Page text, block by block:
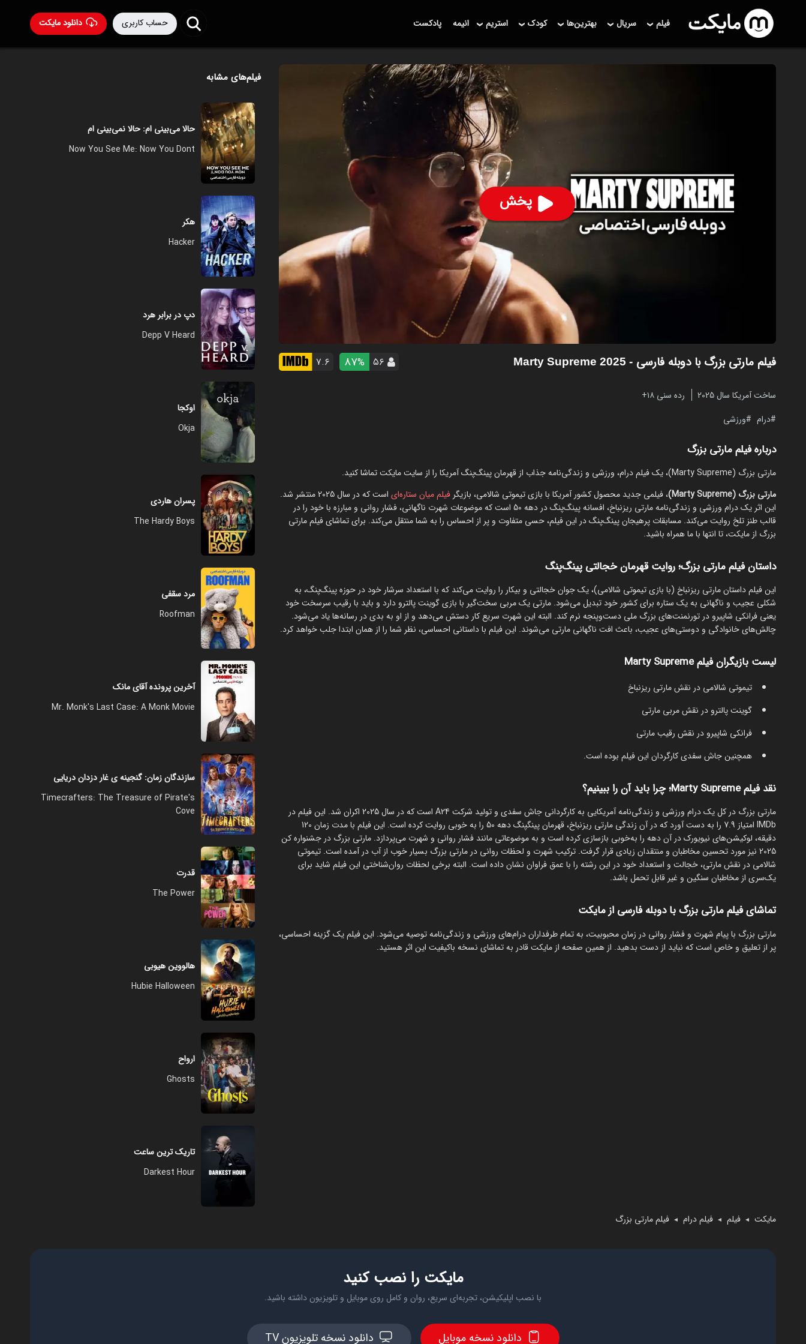
دانلود مایکت حساب کاربری فیلم سریال بهترین‌ها کودک استریم انیمه پادکست
پخش
فیلم مارتی بزرگ با دوبله فارسی - Marty Supreme 2025 ۵۶ 87% ۷.۶
ساخت آمریکا سال 2025
رده سنی ۱۸+
درام
ورزشی
درباره فیلم مارتی بزرگ
مارتی بزرگ (Marty Supreme)، یک فیلم درام، ورزشی و زندگی‌نامه جذاب از قهرمان پینگ‌پنگ آمریکا را از سایت مایکت تماشا کنید.
مارتی بزرگ (Marty Supreme)
، فیلمی جدید محصول کشور آمریکا با بازی تیموتی شالامی، بازیگر فیلم میان ستاره‌ای
است که در سال 2025 منتشر شد.
این اثر یک درام ورزشی و زندگی‌نامه مارتی ریزنباخ، افسانه پینگ‌پنگ در دهه 50 است که موضوعات شهرت ناگهانی، فشار روانی و مبارزه با خود را در
قالب طنز تلخ روایت می‌کند. مسابقات پرهیجان پینگ‌پنگ در این فیلم، حسی متفاوت و پر از احساس را به شما منتقل می‌کند. برای تماشای فیلم مارتی
بزرگ از مایکت، تا انتها با ما همراه باشید.
داستان فیلم مارتی بزرگ؛ روایت قهرمان خجالتی پینگ‌پنگ
این فیلم داستان مارتی ریزنباخ (با بازی تیموتی شالامی)، یک جوان خجالتی و بیکار را روایت می‌کند که با استعداد سرشار خود در حوزه پینگ‌پنگ، به
شکلی عجیب و ناگهانی به یک ستاره برای کشور خود تبدیل می‌شود. مارتی یک مربی سخت‌گیر با بازی گوینت پالترو دارد و باید با رقیب سرسخت خود
یعنی فرانکی شاپیرو در تورنمنت‌های بزرگ ملی دست‌وپنجه نرم کند. البته این شهرت سریع کار دستش می‌دهد و از او به بدی در رسانه‌ها یاد می‌شود.
چالش‌های خانوادگی و دوستی‌های عجیب، باعث افت ناگهانی مارتی می‌شوند. این فیلم با داستانی احساسی، نظر شما را از همان ابتدا جلب خواهد کرد.
لیست بازیگران فیلم Marty Supreme
تیموتی شالامی در نقش مارتی ریزنباخ
گوینت پالترو در نقش مربی مارتی
فرانکی شاپیرو در نقش رقیب مارتی
همچنین جاش سفدی کارگردان این فیلم بوده است.
نقد فیلم Marty Supreme؛ چرا باید آن را ببینیم؟
مارتی بزرگ در کل یک درام ورزشی و زندگی‌نامه آمریکایی به کارگردانی جاش سفدی و تولید شرکت A24 است که در سال 2025 اکران شد. این فیلم در
IMDb امتیاز 7.9 را به دست آورد که در آن زندگی مارتی ریزنباخ، قهرمان پینگپنگ دهه 50 را به خوبی روایت کرده است. این فیلم با مدت زمان 120
دقیقه، لوکیشن‌های نیویورک در آن دهه را به‌خوبی بازسازی کرده است و به موضوعاتی مانند فشار روانی و شهرت می‌پردازد. مارتی بزرگ در جشنواره کن
2025 نیز مورد تحسین مخاطبان و منتقدان زیادی قرار گرفت. ترکیب شهرت و لحظات روانی در مارتی بزرگ بسیار خوب از آب در آمده است. تیموتی
شالامی در نقش مارتی، خجالت و استعداد خود در این رشته را با عمق فراوان نشان داده است. البته برخی لحظات روان‌شناختی این فیلم شاید برای
یک‌سری از مخاطبان سنگین و غیر قابل تحمل باشد.
تماشای فیلم مارتی بزرگ با دوبله فارسی از مایکت
مارتی بزرگ با پیام شهرت و فشار روانی در زمان محبوبیت، به تمام طرفداران درام‌های ورزشی و زندگی‌نامه توصیه می‌شود. این فیلم یک گزینه احساسی،
پر از تعلیق و خاص است که نباید از دست بدهید. از همین صفحه از مایکت قادر به تماشای نسخه باکیفیت این اثر هستید.
مایکت ◄ فیلم ◄ فیلم درام ◄ فیلم مارتی بزرگ
فیلم‌های مشابه
حالا می‌بینی‌ ام: حالا نمی‌بینی‌ ام
Now You See Me: Now You Dont
هکر
Hacker
دپ در برابر هرد
Depp V Heard
اوکجا
Okja
پسران هاردی
The Hardy Boys
مرد سقفی
Roofman
آخرین پرونده آقای مانک
Mr. Monk's Last Case: A Monk Movie
سازندگان زمان: گنجینه ی غار دزدان دریایی
Timecrafters: The Treasure of Pirate's
Cove
قدرت
The Power
هالووین هیوبی
Hubie Halloween
ارواح
Ghosts
تاریک ترین ساعت
Darkest Hour
مایکت را نصب کنید
با نصب اپلیکیشن، تجربه‌ای سریع، روان و کامل روی موبایل و تلویزیون داشته باشید.
دانلود نسخه موبایل دانلود نسخه تلویزیون TV